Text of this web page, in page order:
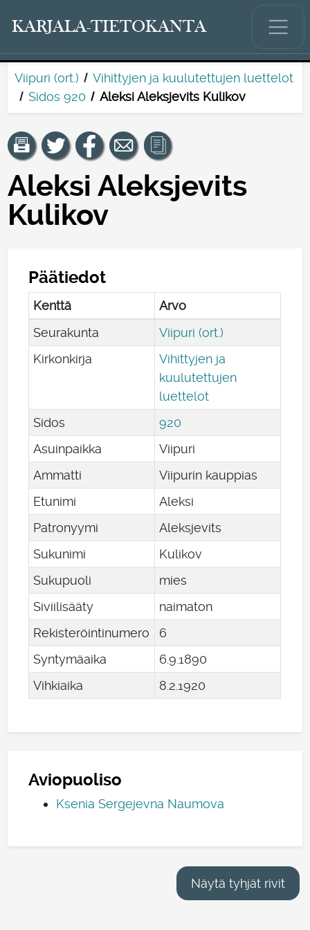
KARJALA-TIETOKANTA
Viipuri (ort.)
Vihittyjen ja kuulutettujen luettelot
Sidos 920
Aleksi Aleksjevits Kulikov
Aleksi Aleksjevits
Kulikov
Päätiedot
Kenttä
Arvo
Seurakunta
Viipuri (ort.)
Kirkonkirja
Vihittyjen ja
kuulutettujen
luettelot
Sidos
920
Asuinpaikka
Viipuri
Ammatti
Viipurin kauppias
Etunimi
Aleksi
Patronyymi
Aleksjevits
Sukunimi
Kulikov
Sukupuoli
mies
Siviilisääty
naimaton
Rekisteröintinumero
6
Syntymäaika
691890
Vihkiaika
8 21920
Aviopuoliso
Ksenia Sergejevna Naumova
Näytä tyhjät rivit